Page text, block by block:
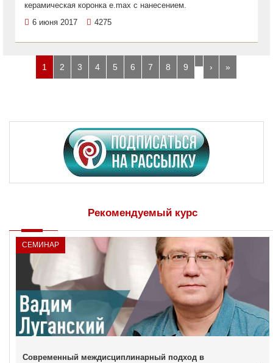
керамическая коронка e.max c нанесением.
6 июня 2017
4275
1 2 3 4 5 6 7 8 9 › »
Рекомендуемый курс
СЕМИНАР
Современный междисциплинарный подход в